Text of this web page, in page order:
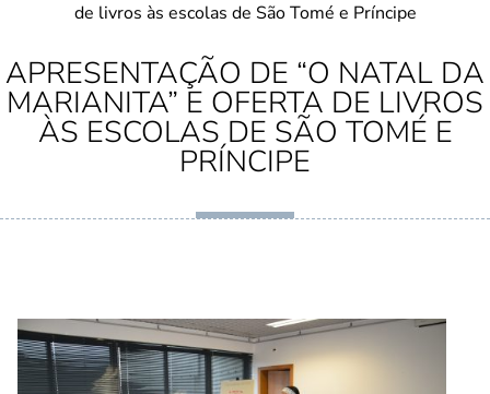
APRESENTAÇÃO DE “O NATAL DA
MARIANITA” E OFERTA DE LIVROS
ÀS ESCOLAS DE SÃO TOMÉ E
PRÍNCIPE
de livros às escolas de São Tomé e Príncipe